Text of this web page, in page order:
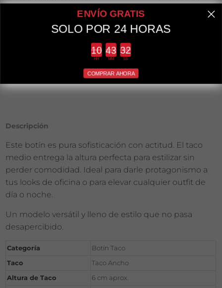
Descripción
Este botín es pura sofisticación con actitud. El taco
medio entrega la altura perfecta para estilizar sin
perder comodidad. Ideal para darle protagonismo a
tus looks de oficina o para elevar cualquier outfit de
día o noche.
Un modelo versátil y lleno de estilo que no pasa
desapercibido.
Categoría
Botín Taco
Taco
Taco Ancho
Altura de Taco
6 cm aprox.
ENVÍO GRATIS
SOLO POR 24 HORAS
Countdown ends in:
HH MM SS
COMPRAR AHORA